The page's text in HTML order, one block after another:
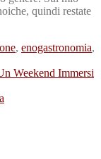
quindi restate
, enogastronomia,
Weekend Immersi